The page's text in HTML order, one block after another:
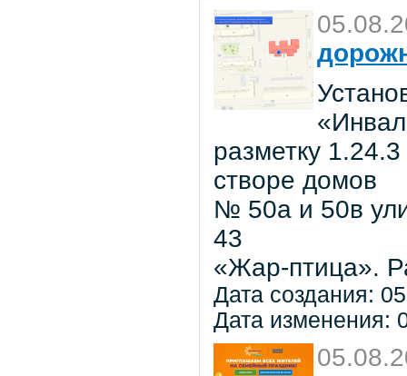
разметку
створе домов
№ 50а и 50в
43
«Жар-птица».
Дата создания:
Дата изменения: